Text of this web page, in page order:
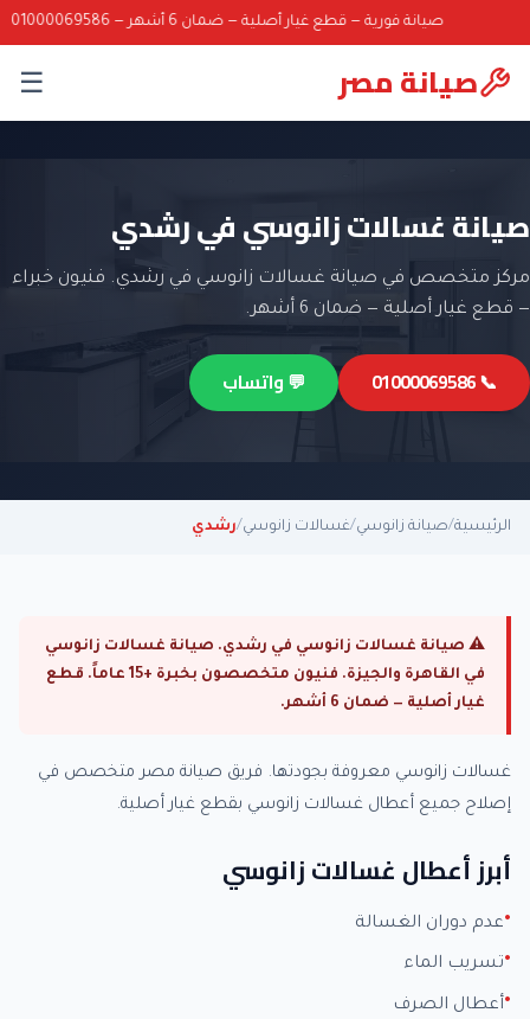
صيانة فورية — قطع غيار أصلية — ضمان 6 أشهر — 01000069586
صيانة مصر ☰
صيانة غسالات زانوسي في رشدي
مركز متخصص في صيانة غسالات زانوسي في رشدي. فنيون خبراء
— قطع غيار أصلية — ضمان 6 أشهر.
📞 01000069586 💬 واتساب
الرئيسية/صيانة زانوسي/غسالات زانوسي/رشدي
⚠ صيانة غسالات زانوسي في رشدي. صيانة غسالات زانوسي
في القاهرة والجيزة. فنيون متخصصون بخبرة +15 عاماً. قطع
غيار أصلية — ضمان 6 أشهر.
غسالات زانوسي معروفة بجودتها. فريق صيانة مصر متخصص في
إصلاح جميع أعطال غسالات زانوسي بقطع غيار أصلية.
أبرز أعطال غسالات زانوسي
عدم دوران الغسالة
تسريب الماء
أعطال الصرف